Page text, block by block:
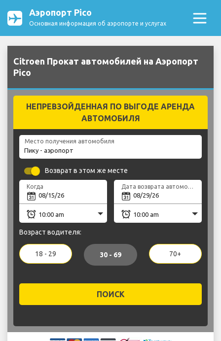
Аэропорт Pico
Основная информация об аэропорте и услугах
Citroen Прокат автомобилей на Аэропорт
Pico
НЕПРЕВЗОЙДЕННАЯ ПО ВЫГОДЕ АРЕНДА
АВТОМОБИЛЯ
Место получения автомобиля
Возврат в этом же месте
Когда Дата возврата автомобиля
Возраст водителя:
18 - 29 30 - 69 70+
ПОИСК